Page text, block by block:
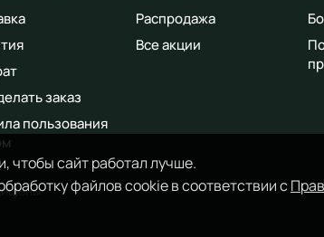
чтобы сайт работал лучше.
файлов cookie в соответствии с
заказ
пользования
Распродажа
Все акции